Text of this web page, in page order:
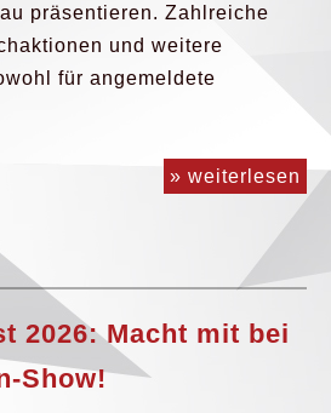
präsentieren. Zahlreiche
und weitere
für angemeldete
» weiterlesen
2026: Macht mit bei
Show!